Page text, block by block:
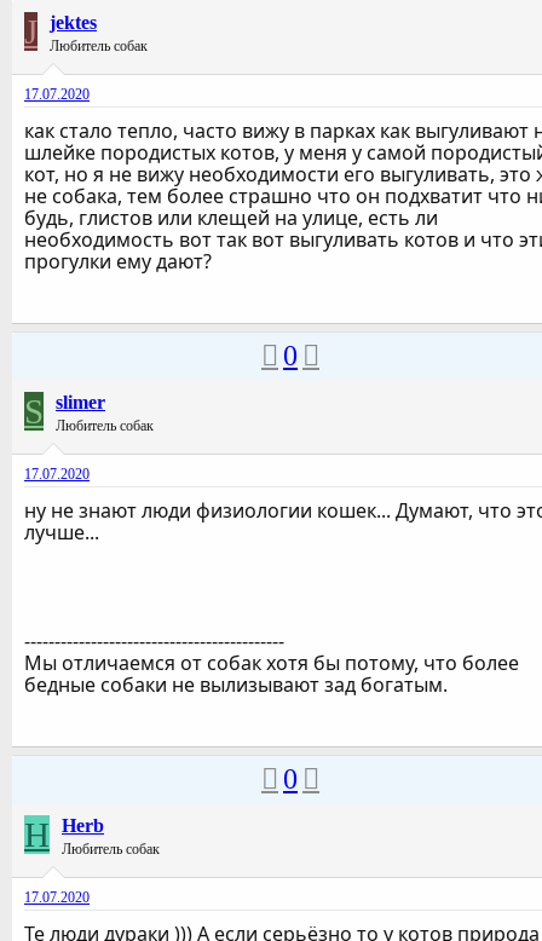
J jektes
Любитель собак
17.07.2020
как стало тепло, часто вижу в парках как выгуливают
шлейке породистых котов, у меня у самой
кот, но я не вижу необходимости его выгуливать, это
не собака, тем более страшно что он подхватит что
будь, глистов или клещей на улице, есть ли
необходимость вот так вот выгуливать котов и что
прогулки ему дают?
0
S slimer
Любитель собак
17.07.2020
ну не знают люди физиологии кошек... Думают, что
лучше...
-------------------------------------------
Мы отличаемся от собак хотя бы потому, что более
бедные собаки не вылизывают зад богатым.
0
H Herb
Любитель собак
17.07.2020
Те люди дураки ))) А если серьёзно то у котов природа